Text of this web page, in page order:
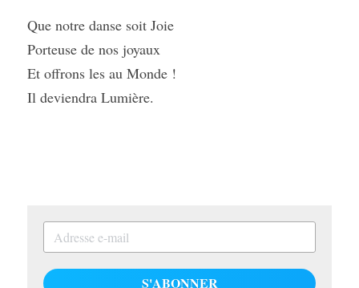
Que notre danse soit Joie
Porteuse de nos joyaux
Et offrons les au Monde !
Il deviendra Lumière.
S'ABONNER